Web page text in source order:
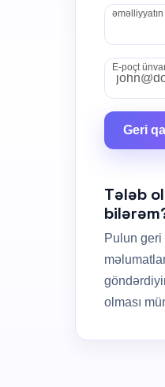
E-poçt
Geri
Tələb
Pulun geri
olması